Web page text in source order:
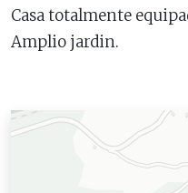
Casa totalmente
Amplio jardin.